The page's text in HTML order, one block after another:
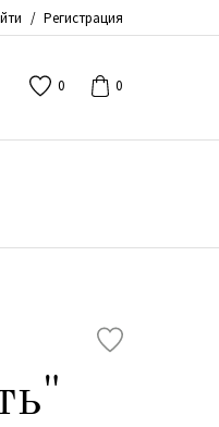
/ Регистрация
0 0